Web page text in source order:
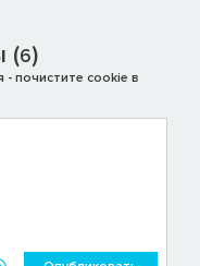
(6)
- почистите cookie в